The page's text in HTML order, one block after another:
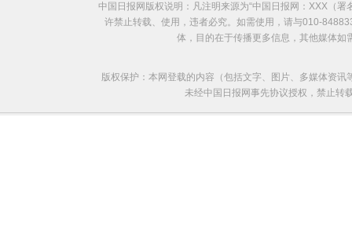
中国日报网版权说明：凡注明来源为“中国日报网：XXX（
许禁止转载、使用，违者必究。如需使用，请与010-
体，目的在于传播更多信息，其他媒体
版权保护：本网登载的内容（包括文字、图片、多媒体资
未经中国日报网事先协议授权，禁止转